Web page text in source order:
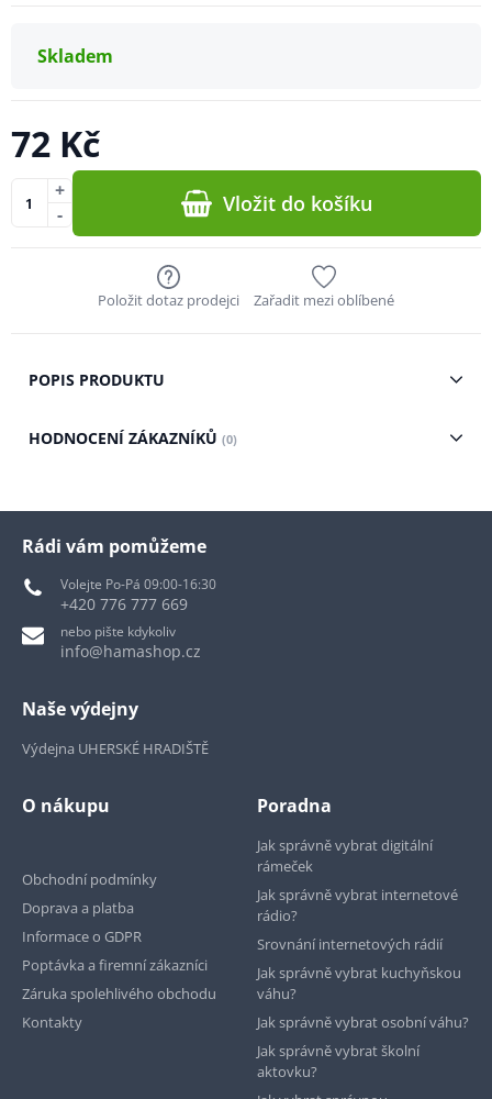
Skladem
72 Kč
-
+ Vložit do košíku
Položit dotaz prodejci Zařadit mezi oblíbené
POPIS PRODUKTU
HODNOCENÍ ZÁKAZNÍKŮ (0)
Rádi vám pomůžeme
Volejte Po-Pá 09:00-16:30
+420 776 777 669
nebo pište kdykoliv
info@hamashop.cz
Naše výdejny
Výdejna UHERSKÉ HRADIŠTĚ
O nákupu
Obchodní podmínky
Doprava a platba
Informace o GDPR
Poptávka a firemní zákazníci
Záruka spolehlivého obchodu
Kontakty
Poradna
Jak správně vybrat digitální
rámeček
Jak správně vybrat internetové
rádio?
Srovnání internetových rádií
Jak správně vybrat kuchyňskou
váhu?
Jak správně vybrat osobní váhu?
Jak správně vybrat školní
aktovku?